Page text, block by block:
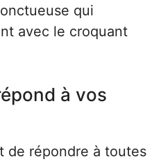
qui
avec le croquant
à vos
de répondre à toutes